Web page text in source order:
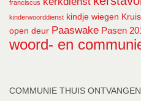
franciscus
kinderwoorddienst kindje wiegen
open deur Paaswake Pasen
woord- en
COMMUNIE THUIS